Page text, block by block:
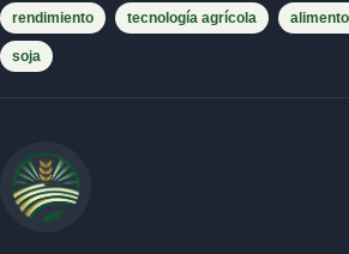
rendimiento tecnología agrícola
soja